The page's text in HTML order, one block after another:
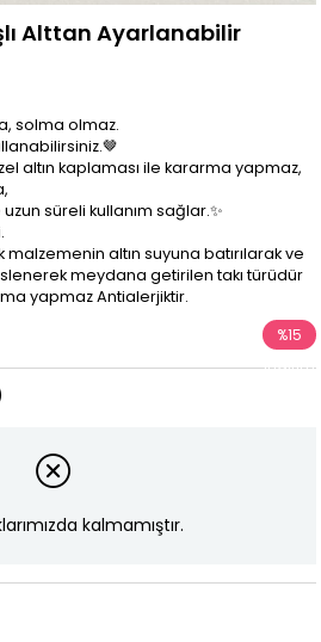
Alttan Ayarlanabilir
solma olmaz.
altın kaplaması ile kararma yapmaz,
uzun süreli kullanım sağlar.✨
malzemenin altın suyuna batırılarak ve
meydana getirilen takı türüdür
yapmaz Antialerjiktir.
%15
İndirim
kalmamıştır.